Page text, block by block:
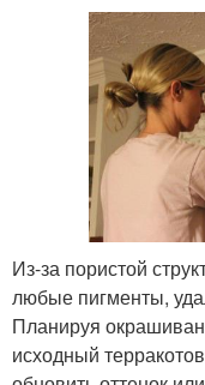
Из-за пористой
любые пигменты,
Планируя
исходный